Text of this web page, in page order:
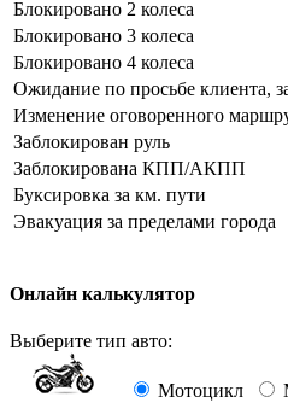
Блокировано 2 колеса
Блокировано 3 колеса
Блокировано 4 колеса
Ожидание по просьбе клиента,
Изменение оговоренного
Заблокирован руль
Заблокирована КПП/АКПП
Буксировка за км. пути
Эвакуация за пределами города
Онлайн калькулятор
Выберите тип авто:
Мотоцикл